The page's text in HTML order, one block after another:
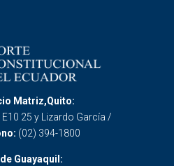
Matriz,Quito:
25 y Lizardo García /
(02) 394-1800
Guayaquil: